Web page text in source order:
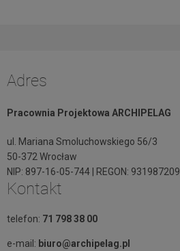
Adres
Pracownia Projektowa ARCHIPELAG
ul. Mariana Smoluchowskiego 56/3
50-372 Wrocław
NIP: 897-16-05-744 | REGON: 931987209
Kontakt
telefon: 71 798 38 00
e-mail: biuro@archipelag.pl